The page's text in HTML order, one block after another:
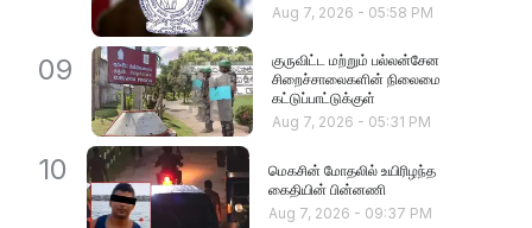
Aug 7, 2026 - 05:58 PM
09
குருவிட்ட மற்றும் பல்லன்சேன
சிறைச்சாலைகளின் நிலைமை
கட்டுப்பாட்டுக்குள்
Aug 7, 2026 - 05:31 PM
10
மெகசின் மோதலில் உயிரிழந்த
கைதியின் பின்னணி
Aug 7, 2026 - 09:37 PM